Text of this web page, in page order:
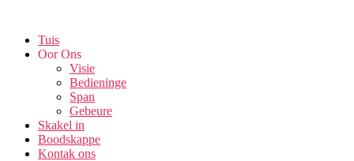
content
Tuis
Oor Ons
Visie
Bedieninge
Span
Gebeure
Skakel in
Boodskappe
Kontak ons